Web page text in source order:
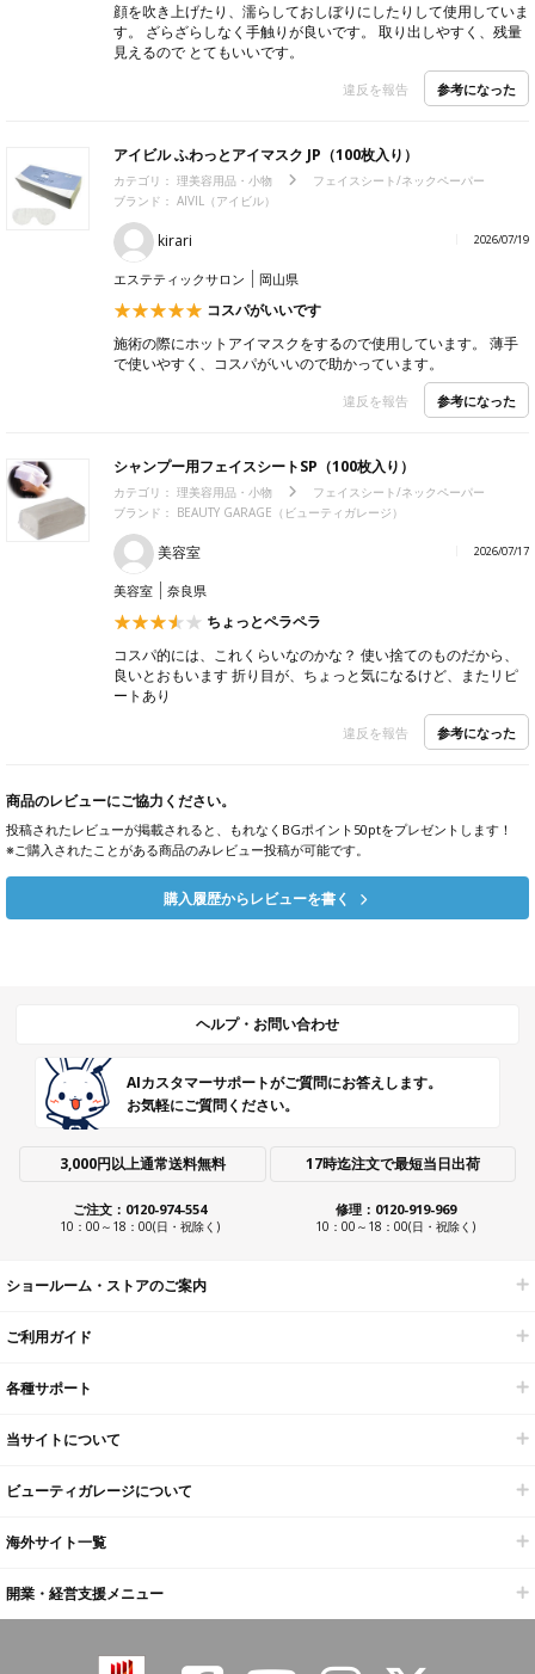
顔を吹き上げたり、濡らしておしぼりにしたりして使用していま
す。 ざらざらしなく手触りが良いです。 取り出しやすく、残量
見えるので とてもいいです。
違反を報告 参考になった
アイビル ふわっとアイマスク JP（100枚入り）
カテゴリ： 理美容用品・小物
フェイスシート/ネックペーパー
ブランド： AIVIL（アイビル）
kirari 2026/07/19
エステティックサロン 岡山県
コスパがいいです
施術の際にホットアイマスクをするので使用しています。 薄手
で使いやすく、コスパがいいので助かっています。
違反を報告 参考になった
シャンプー用フェイスシートSP（100枚入り）
カテゴリ： 理美容用品・小物
フェイスシート/ネックペーパー
ブランド： BEAUTY GARAGE（ビューティガレージ）
美容室 2026/07/17
美容室 奈良県
ちょっとペラペラ
コスパ的には、これくらいなのかな？ 使い捨てのものだから、
良いとおもいます 折り目が、ちょっと気になるけど、またリピ
ートあり
違反を報告 参考になった
商品のレビューにご協力ください。
投稿されたレビューが掲載されると、もれなくBGポイント50ptをプレゼントします！
※ご購入されたことがある商品のみレビュー投稿が可能です。
購入履歴からレビューを書く
ヘルプ・お問い合わせ
AIカスタマーサポートがご質問にお答えします。
お気軽にご質問ください。
3,000円以上通常送料無料 17時迄注文で最短当日出荷
ご注文：0120-974-554
10：00～18：00(日・祝除く)
修理：0120-919-969
10：00～18：00(日・祝除く)
ショールーム・ストアのご案内
ご利用ガイド
各種サポート
当サイトについて
ビューティガレージについて
海外サイト一覧
開業・経営支援メニュー